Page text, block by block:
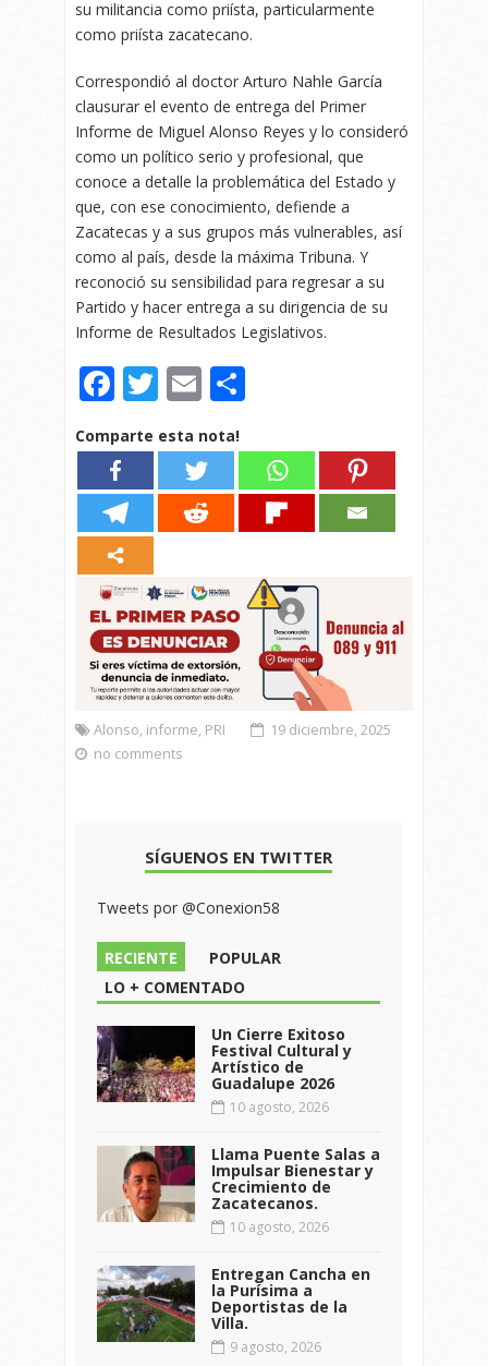
su militancia como priísta, particularmente
como priísta zacatecano.
Correspondió al doctor Arturo Nahle García
clausurar el evento de entrega del Primer
Informe de Miguel Alonso Reyes y lo consideró
como un político serio y profesional, que
conoce a detalle la problemática del Estado y
que, con ese conocimiento, defiende a
Zacatecas y a sus grupos más vulnerables, así
como al país, desde la máxima Tribuna. Y
reconoció su sensibilidad para regresar a su
Partido y hacer entrega a su dirigencia de su
Informe de Resultados Legislativos.
Facebook
Twitter
Email
Comparte esta nota!
Alonso, informe, PRI
19 diciembre, 2025
no comments
SÍGUENOS EN TWITTER
Tweets por @Conexion58
RECIENTE
POPULAR
LO + COMENTADO
Un Cierre Exitoso
Festival Cultural y
Artístico de
Guadalupe 2026
10 agosto, 2026
Llama Puente Salas a
Impulsar Bienestar y
Crecimiento de
Zacatecanos.
10 agosto, 2026
Entregan Cancha en
la Purísima a
Deportistas de la
Villa.
9 agosto, 2026